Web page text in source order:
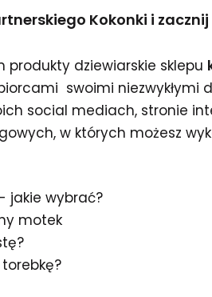
Kokonki i
dziewiarskie sklepu
swoimi niezwykłymi
social mediach, stronie
w których możesz
jakie wybrać?
motek